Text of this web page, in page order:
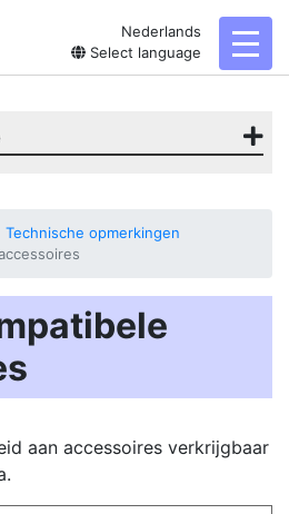
Nederlands
Select language
Technische opmerkingen
aan accessoires verkrijgbaar